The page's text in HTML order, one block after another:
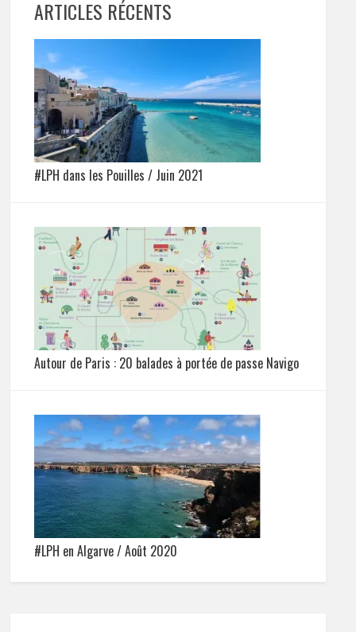
ARTICLES RÉCENTS
#LPH dans les Pouilles / Juin 2021
Autour de Paris : 20 balades à portée de passe Navigo
#LPH en Algarve / Août 2020